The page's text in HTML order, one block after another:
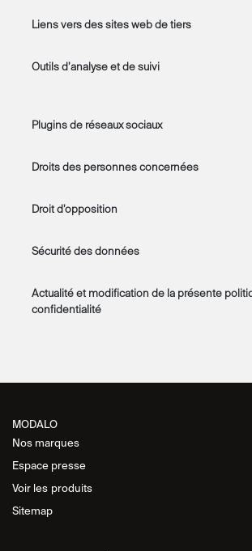
Liens vers des sites web de tiers
Outils d’analyse et de suivi
Plugins de réseaux sociaux
Droits des personnes concernées
Droit d’opposition
Sécurité des données
Actualité et modification de la présente
confidentialité
MODALO
Nos marques
Espace presse
Voir les produits
Sitemap